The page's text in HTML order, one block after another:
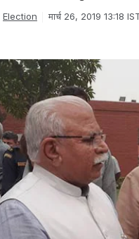
Election मार्च 26, 2019 13:18